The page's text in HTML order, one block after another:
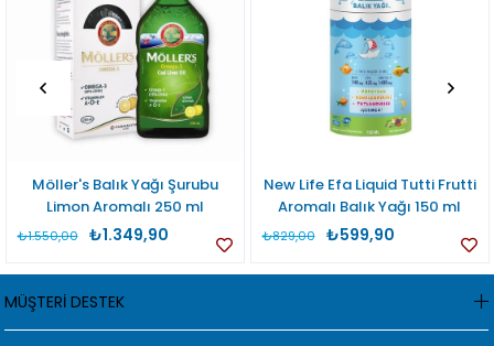
Möller's Balık Yağı Şurubu
Limon Aromalı 250 ml
₺1.349,90
₺1.550,00
New Life Efa Liquid Tutti Frutti
Aromalı Balık Yağı 150 ml
₺599,90
₺829,00
MÜŞTERİ DESTEK